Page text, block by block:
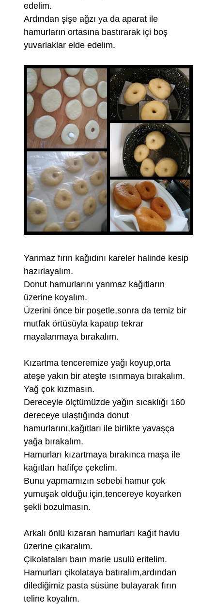
edelim.
Ardından şişe ağzı ya da aparat ile
hamurların ortasına bastırarak içi boş
yuvarlaklar elde edelim.
Yanmaz fırın kağıdını kareler halinde kesip
hazırlayalım.
Donut hamurlarını yanmaz kağıtların
üzerine koyalım.
Üzerini önce bir poşetle,sonra da temiz bir
mutfak örtüsüyla kapatıp tekrar
mayalanmaya bırakalım.
Kızartma tenceremize yağı koyup,orta
ateşe yakın bir ateşte ısınmaya bırakalım.
Yağ çok kızmasın.
Dereceyle ölçtümüzde yağın sıcaklığı 160
dereceye ulaştığında donut
hamurlarını,kağıtları ile birlikte yavaşça
yağa bırakalım.
Hamurları kızartmaya bırakınca maşa ile
kağıtları hafifçe çekelim.
Bunu yapmamızın sebebi hamur çok
yumuşak olduğu için,tencereye koyarken
şekli bozulmasın.
Arkalı önlü kızaran hamurları kağıt havlu
üzerine çıkaralım.
Çikolataları baın marie usulü eritelim.
Hamurları çikolataya batıralım,ardından
dilediğimiz pasta süsüne bulayarak fırın
teline koyalım.